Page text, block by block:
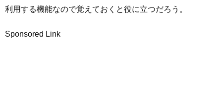
利用する機能なので覚えておくと役に立つだろう。
Sponsored Link